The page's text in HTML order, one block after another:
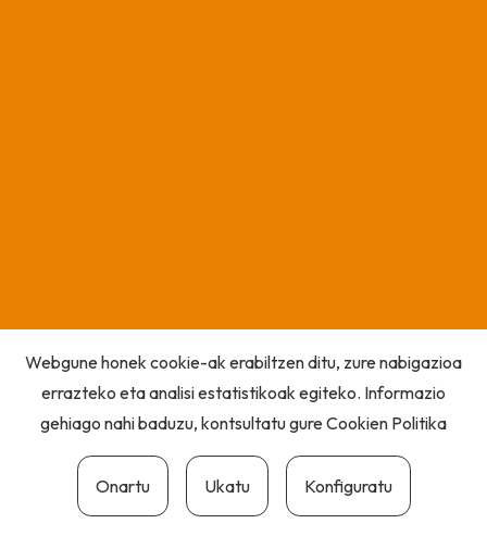
Webgune honek cookie-ak erabiltzen ditu, zure nabigazioa
errazteko eta analisi estatistikoak egiteko. Informazio
gehiago nahi baduzu, kontsultatu gureCookien Politika
Onartu Ukatu Konfiguratu